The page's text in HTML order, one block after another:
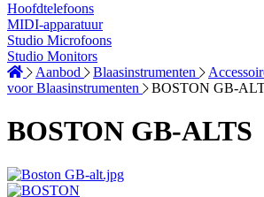
Hoofdtelefoons
MIDI-apparatuur
Studio Microfoons
Studio Monitors
Aanbod
Blaasinstrumenten
voor Blaasinstrumenten
BOSTON GB-
BOSTON GB-ALTS